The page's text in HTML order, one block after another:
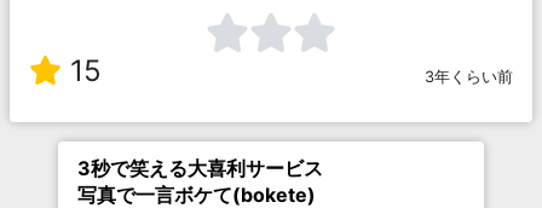
15 3年くらい前
3秒で笑える大喜利サービス
写真で一言ボケて(bokete)